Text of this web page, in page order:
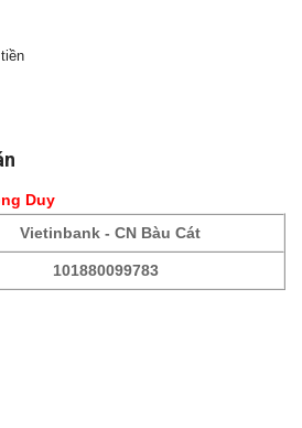
Duy
Vietinbank - CN Bàu Cát
101880099783